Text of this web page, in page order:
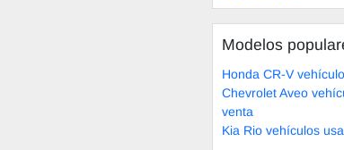
Modelos
Honda CR-V
Chevrolet Aveo
venta
Kia Rio vehículos